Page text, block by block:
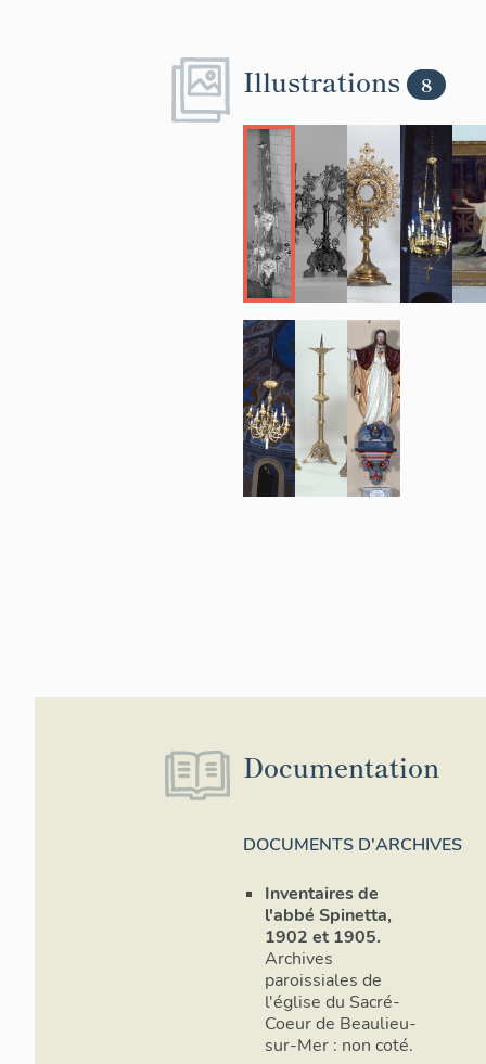
Illustrations 8
Documentation
DOCUMENTS D'ARCHIVES
Inventaires de
l'abbé Spinetta,
1902 et 1905.
Archives
paroissiales de
l'église du Sacré-
Coeur de Beaulieu-
sur-Mer : non coté.